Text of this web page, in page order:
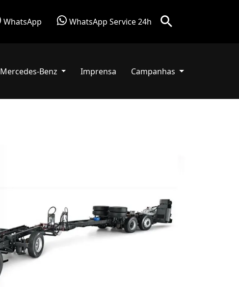
WhatsApp WhatsApp Service 24h
Benz Imprensa Campanhas